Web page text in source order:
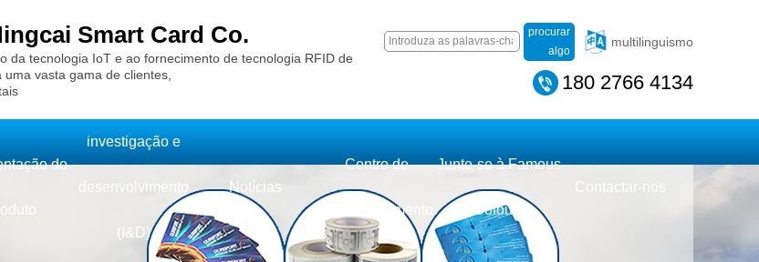
Smart Card Co.
da tecnologia IoT e ao fornecimento de tecnologia RFID de
vasta gama de clientes,
procurar
algo
multilinguismo
180 2766 4134
do
investigação e
desenvolvimento
(I&D)
Notícias
Centro de
descarregamento
Junte-se à Famous
Colours
Contactar-nos